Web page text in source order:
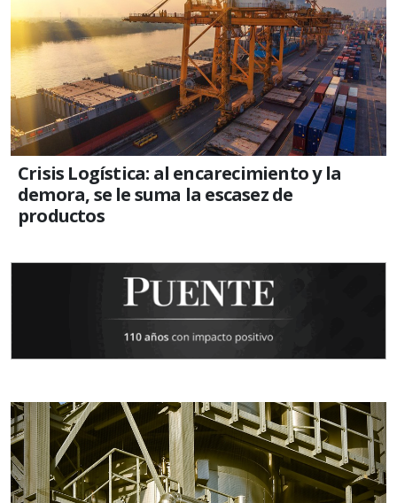
Crisis Logística: al encarecimiento y la
demora, se le suma la escasez de
productos